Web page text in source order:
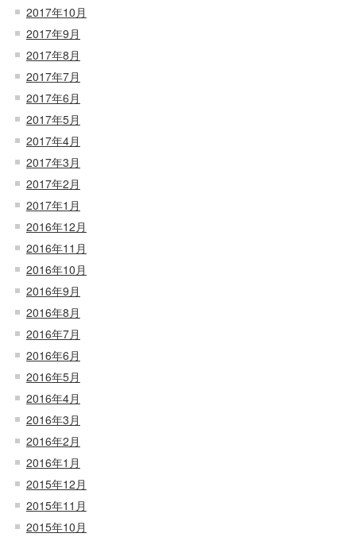
2017年10月
2017年9月
2017年8月
2017年7月
2017年6月
2017年5月
2017年4月
2017年3月
2017年2月
2017年1月
2016年12月
2016年11月
2016年10月
2016年9月
2016年8月
2016年7月
2016年6月
2016年5月
2016年4月
2016年3月
2016年2月
2016年1月
2015年12月
2015年11月
2015年10月